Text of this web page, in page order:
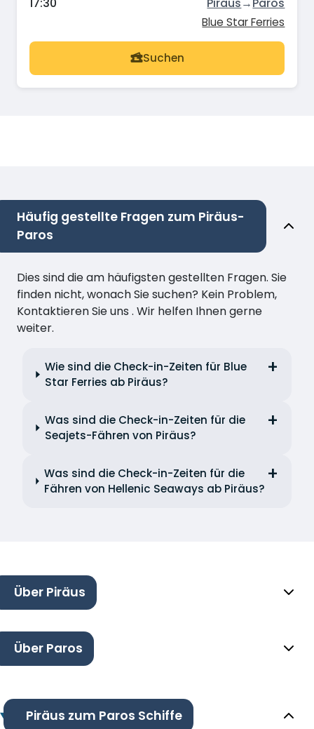
Blue Star Ferries
Suchen
Häufig gestellte Fragen zum Piräus-
Paros
Dies sind die am häufigsten gestellten Fragen. Sie
finden nicht, wonach Sie suchen? Kein Problem,
Kontaktieren Sie uns . Wir helfen Ihnen gerne
weiter.
Wie sind die Check-in-Zeiten für Blue
Star Ferries ab Piräus?
Was sind die Check-in-Zeiten für die
Seajets-Fähren von Piräus?
Was sind die Check-in-Zeiten für die
Fähren von Hellenic Seaways ab Piräus?
Über Piräus
Über Paros
Piräus zum Paros Schiffe